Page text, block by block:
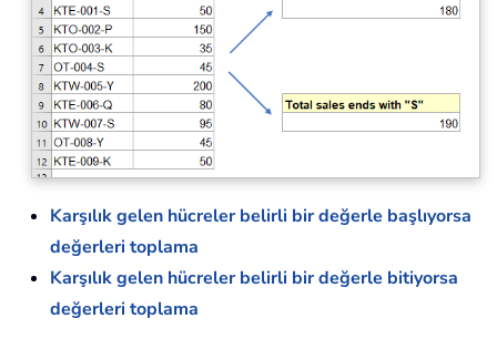
Karşılık gelen hücreler belirli bir değerle başlıyorsa
değerleri toplama
Karşılık gelen hücreler belirli bir değerle bitiyorsa
değerleri toplama